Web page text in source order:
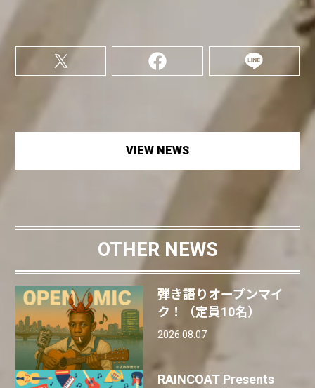
VIEW NEWS
OTHER NEWS
弾き語りオープンマイ
ク！（定員10名）
2026.08.07
RAINCOAT Presents